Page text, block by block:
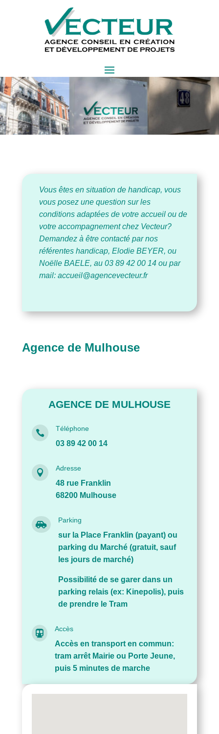
Vous êtes en situation de handicap, vous
vous posez une question sur les
conditions adaptées de votre accueil ou de
votre accompagnement chez Vecteur?
Demandez à être contacté par nos
référentes handicap, Elodie BEYER, ou
Noëlle BAELE, au 03 89 42 00 14 ou par
mail: accueil@agencevecteur.fr
Agence de Mulhouse
AGENCE DE MULHOUSE
 Téléphone
03 89 42 00 14
 Adresse
48 rue Franklin
68200 Mulhouse
 Parking
sur la Place Franklin (payant) ou
parking du Marché (gratuit, sauf
les jours de marché)
Possibilité de se garer dans un
parking relais (ex: Kinepolis), puis
de prendre le Tram
 Accès
Accès en transport en commun:
tram arrêt Mairie ou Porte Jeune,
puis 5 minutes de marche